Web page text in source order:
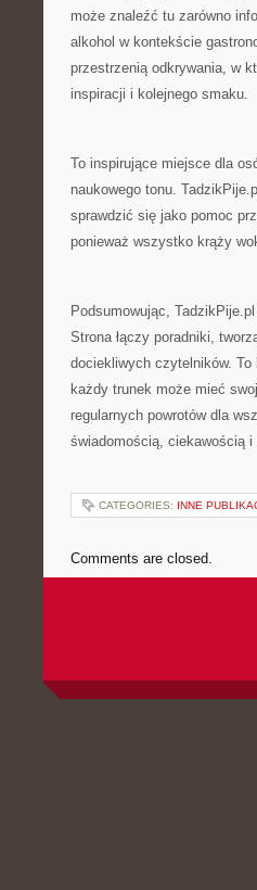
może znaleźć tu zarówno
alkohol w kontekście
przestrzenią odkrywania, w
inspiracji i kolejnego smaku.
To inspirujące miejsce dla
naukowego tonu.
sprawdzić się jako pomoc
ponieważ wszystko krąży
Podsumowując,
Strona łączy poradniki,
dociekliwych czytelników. To
każdy trunek może mieć
regularnych powrotów dla
świadomością, ciekawością i
CATEGORIES: INNE
Comments are closed.